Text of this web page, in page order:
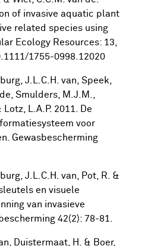
of invasive aquatic plant
related species using
Ecology Resources: 13,
1755-0998.12020
J.L.C.H. van, Speek,
Smulders, M.J.M.,
L.A.P. 2011. De
voor
Gewasbescherming
J.L.C.H. van, Pot, R. &
en visuele
van invasieve
42(2): 78-81.
Duistermaat, H. & Boer,